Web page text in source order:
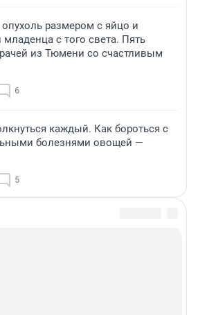
размером с яйцо и
с того света. Пять
из Тюмени со счастливым
6
каждый. Как бороться с
болезнями овощей —
5